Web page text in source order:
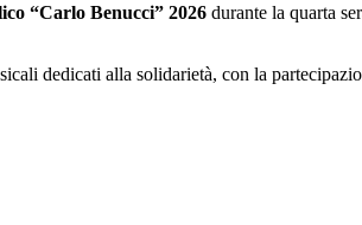
“Carlo Benucci” 2026 durante la quarta
dedicati alla solidarietà, con la